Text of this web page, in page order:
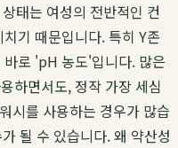
태는 여성의 전반적인 컨
기 때문입니다. 특히 Y존
로 'pH 농도'입니다. 많은
하면서도, 정작 가장 세심
시를 사용하는 경우가 많습
될 수 있습니다. 왜 약산성